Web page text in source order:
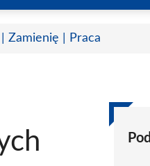
Zamienię | Praca